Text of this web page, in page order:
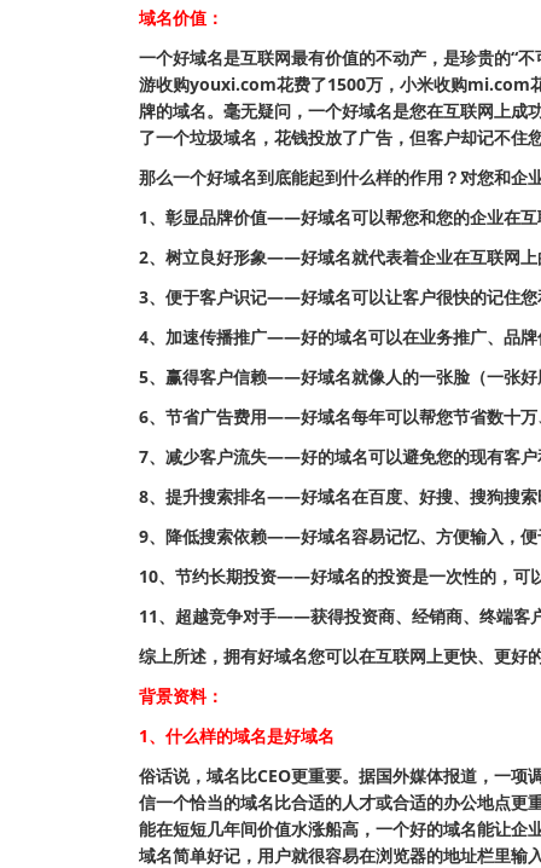
域名价值：
一个好域名是互联网最有价值的不动产，是珍贵的“
游收购youxi.com花费了1500万，小米收购mi.com
牌的域名。毫无疑问，一个好域名是您在互联网上成
了一个垃圾域名，花钱投放了广告，但客户却记不
那么一个好域名到底能起到什么样的作用？对您和企
1、彰显品牌价值——好域名可以帮您和您的企业在互
2、树立良好形象——好域名就代表着企业在互联网
3、便于客户识记——好域名可以让客户很快的记住您
4、加速传播推广——好的域名可以在业务推广、品牌
5、赢得客户信赖——好域名就像人的一张脸（一张
6、节省广告费用——好域名每年可以帮您节省数十
7、减少客户流失——好的域名可以避免您的现有客户
8、提升搜索排名——好域名在百度、好搜、搜狗搜
9、降低搜索依赖——好域名容易记忆、方便输入，便
10、节约长期投资——好域名的投资是一次性的，可
11、超越竞争对手——获得投资商、经销商、终端客
综上所述，拥有好域名您可以在互联网上更快、更好
背景资料：
1、什么样的域名是好域名
俗话说，域名比CEO更重要。据国外媒体报道，一
信一个恰当的域名比合适的人才或合适的办公地点
能在短短几年间价值水涨船高，一个好的域名能让企
域名简单好记，用户就很容易在浏览器的地址栏里输